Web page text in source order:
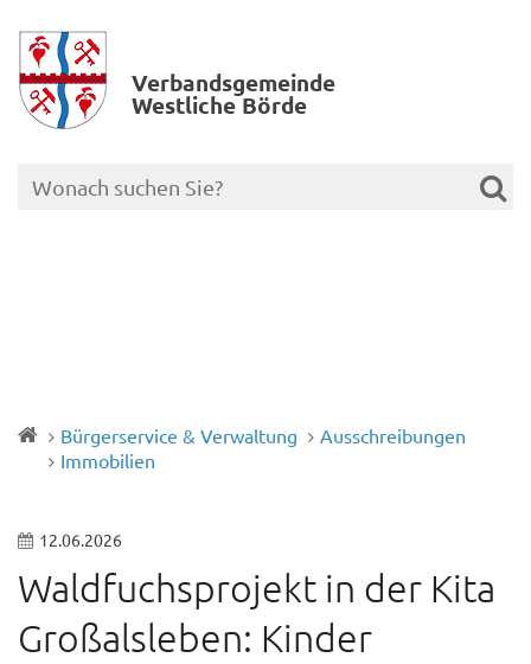
Verbands­gemeinde
Westliche Börde
Bürgerservice & Verwaltung
Ausschreibungen
Immobilien
12.06.2026
Waldfuchsprojekt in der Kita
Großalsleben: Kinder